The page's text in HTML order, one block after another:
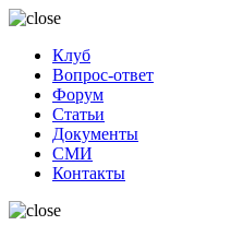
Клуб
Вопрос-ответ
Форум
Статьи
Документы
СМИ
Контакты